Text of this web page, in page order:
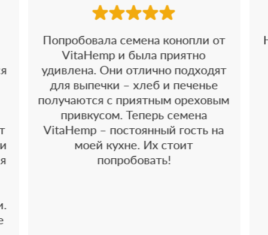
Попробовала семена конопли от
VitaHemp и была приятно
удивлена. Они отлично подходят
для выпечки – хлеб и печенье
получаются с приятным ореховым
привкусом. Теперь семена
VitaHemp – постоянный гость на
моей кухне. Их стоит
попробовать!